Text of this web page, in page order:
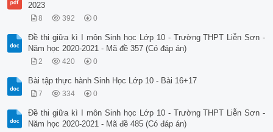
2023
8 392 0
Đề thi giữa kì I môn Sinh học Lớp 10 - Trường THPT Liễn Sơn -
Năm học 2020-2021 - Mã đề 357 (Có đáp án)
2 420 0
Bài tập thực hành Sinh Học Lớp 10 - Bài 16+17
7 334 0
Đề thi giữa kì I môn Sinh học Lớp 10 - Trường THPT Liễn Sơn -
Năm học 2020-2021 - Mã đề 485 (Có đáp án)